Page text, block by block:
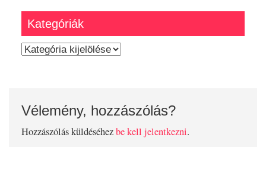
Kategóriák
Kategóriák
Vélemény, hozzászólás?
Hozzászólás küldéséhezbe kell jelentkezni.